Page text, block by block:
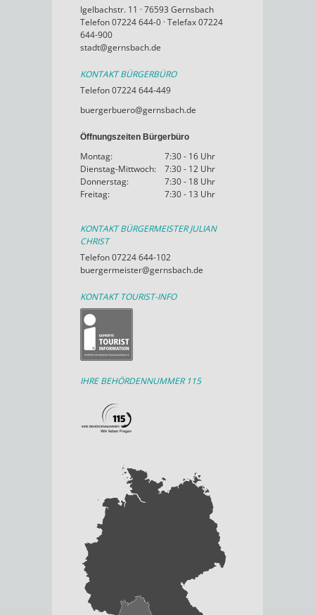
Igelbachstr. 11 · 76593 Gernsbach
Telefon 07224 644-0 · Telefax 07224
644-900
stadt@gernsbach.de
KONTAKT BÜRGERBÜRO
Telefon 07224 644-449
buergerbuero@gernsbach.de
Öffnungszeiten Bürgerbüro
Montag:
7:30 - 16 Uhr
Dienstag-Mittwoch:
7:30 - 12 Uhr
Donnerstag:
7:30 - 18 Uhr
Freitag:
7:30 - 13 Uhr
KONTAKT BÜRGERMEISTER JULIAN
CHRIST
Telefon 07224 644-102
buergermeister@gernsbach.de
KONTAKT TOURIST-INFO
IHRE BEHÖRDENNUMMER 115